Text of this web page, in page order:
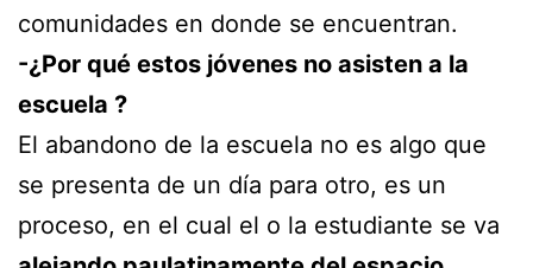
comunidades en donde se encuentran.
-¿Por qué estos jóvenes no asisten a la
escuela ?
El abandono de la escuela no es algo que
se presenta de un día para otro, es un
proceso, en el cual el o la estudiante se va